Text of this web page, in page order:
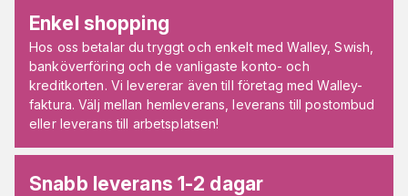
Enkel shopping
Hos oss betalar du tryggt och enkelt med Walley, Swish,
banköverföring och de vanligaste konto- och
kreditkorten. Vi levererar även till företag med Walley-
faktura. Välj mellan hemleverans, leverans till postombud
eller leverans till arbetsplatsen!
Snabb leverans 1-2 dagar